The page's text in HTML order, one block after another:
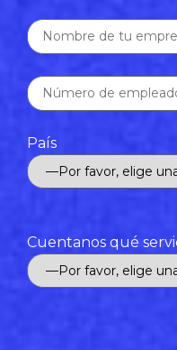
País
Cuentanos qué